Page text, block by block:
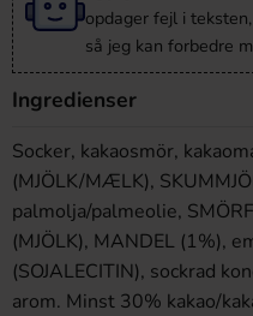
opdager fejl i
så jeg kan forbedre
Ingredienser
Socker, kakaosmör,
(MJÖLK/MÆLK),
palmolja/palmeolie,
(MJÖLK), MANDEL (1%),
(SOJALECITIN), sockrad
arom. Minst 30% kakao/